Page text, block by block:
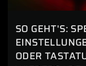
SO GEHT'S:
ODER